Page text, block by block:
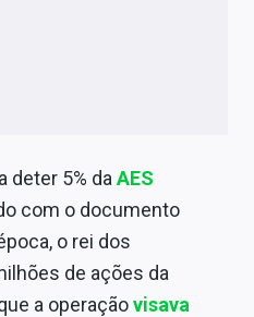
deter 5% da AES
com o documento
o rei dos
de ações da
a operaçãovisava